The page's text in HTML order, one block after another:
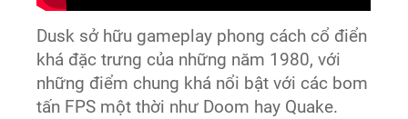
Dusk sở hữu gameplay phong cách cổ điển
khá đặc trưng của những năm 1980, với
những điểm chung khá nổi bật với các bom
tấn FPS một thời như Doom hay Quake.